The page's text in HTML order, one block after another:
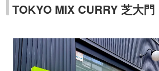
TOKYO MIX CURRY 芝大門